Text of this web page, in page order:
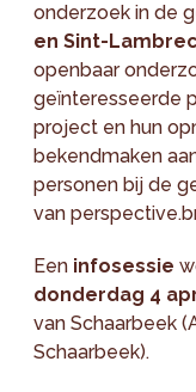
onderzoek in de
en Sint-
openbaar
geïnteresseerde
project en hun
bekendmaken
personen bij de
van
Een infosessie
donderdag 4
van Schaarbeek
Schaarbeek).